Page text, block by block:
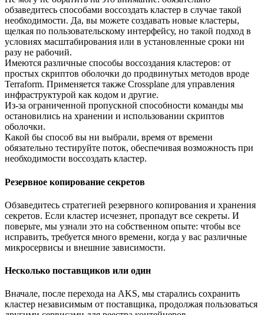
обзаведитесь способами воссоздать кластер в случае такой
необходимости. Да, вы можете создавать новые кластеры,
щелкая по пользовательскому интерфейсу, но такой подход в
условиях масштабирования или в установленные сроки ни
разу не рабочий.
Имеются различные способы воссоздания кластеров: от
простых скриптов оболочки до продвинутых методов вроде
Terraform. Применяется также Crossplane для управления
инфраструктурой как кодом и другие.
Из-за ограниченной пропускной способности команды мы
остановились на хранении и использовании скриптов
оболочки.
Какой бы способ вы ни выбрали, время от времени
обязательно тестируйте поток, обеспечивая возможность при
необходимости воссоздать кластер.
Резервное копирование секретов
Обзаведитесь стратегией резервного копирования и хранения
секретов. Если кластер исчезнет, пропадут все секреты. И
поверьте, мы узнали это на собственном опыте: чтобы все
исправить, требуется много времени, когда у вас различные
микросервисы и внешние зависимости.
Несколько поставщиков или один
Вначале, после перехода на AKS, мы старались сохранить
кластер независимым от поставщика, продолжая пользоваться